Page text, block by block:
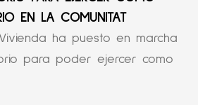
EN LA COMUNITAT
ha puesto en marcha
para poder ejercer como